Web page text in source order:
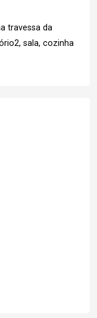
travessa da
sala, cozinha